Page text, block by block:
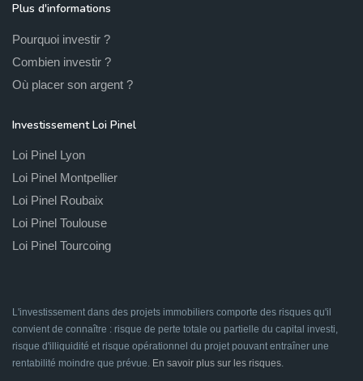
Plus d'informations
Pourquoi investir ?
Combien investir ?
Où placer son argent ?
Investissement Loi Pinel
Loi Pinel Lyon
Loi Pinel Montpellier
Loi Pinel Roubaix
Loi Pinel Toulouse
Loi Pinel Tourcoing
L'investissement dans des projets immobiliers comporte des risques qu'il
convient de connaître : risque de perte totale ou partielle du capital investi,
risque d'illiquidité et risque opérationnel du projet pouvant entraîner une
rentabilité moindre que prévue. En savoir plus sur les risques